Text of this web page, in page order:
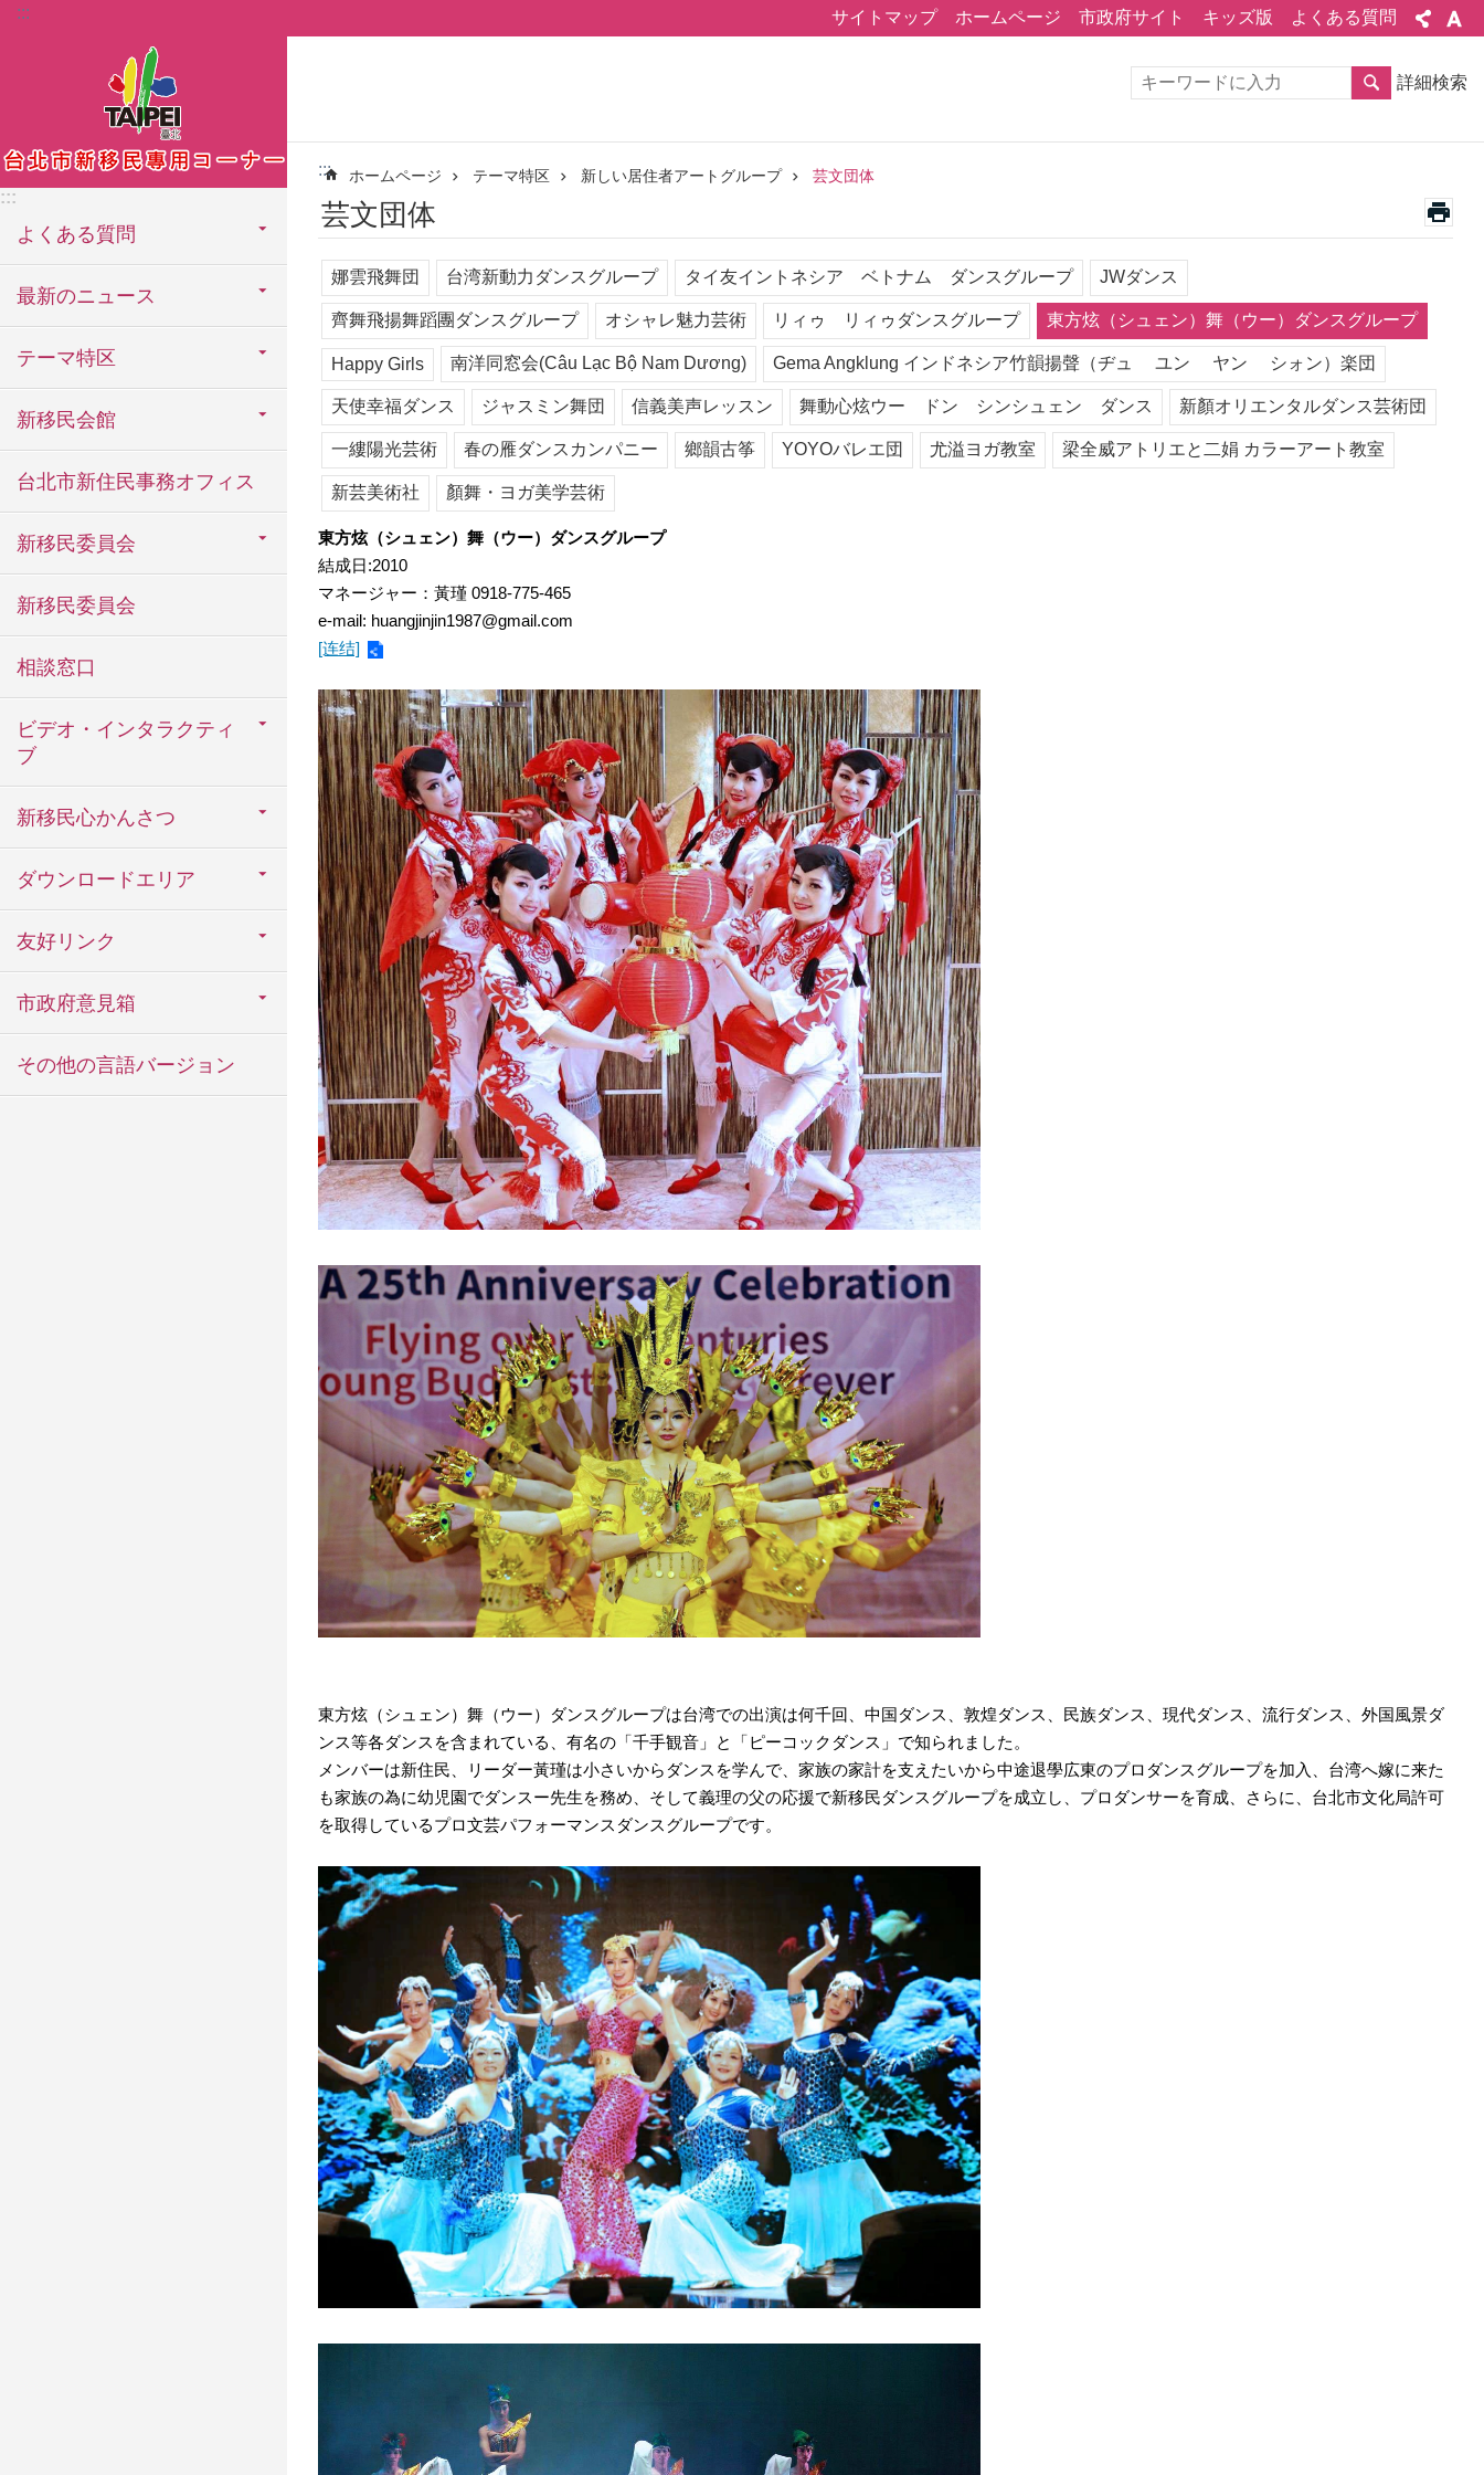
メインコンテンツブロックにスキップ
::: サイトマップ ホームページ 市政府サイト キッズ版 よくある質問
:::
よくある質問
最新のニュース
テーマ特区
新移民会館
台北市新住民事務オフィス
新移民委員会
新移民委員会
相談窓口
ビデオ・インタラクティ
ブ
新移民心かんさつ
ダウンロードエリア
友好リンク
市政府意見箱
その他の言語バージョン
詳細検索
::: ホームページ テーマ特区 新しい居住者アートグループ 芸文団体
芸文団体
娜雲飛舞団 台湾新動力ダンスグループ タイ友イントネシア ベトナム ダンスグループ JWダンス
齊舞飛揚舞蹈團ダンスグループ オシャレ魅力芸術 リィゥ リィゥダンスグループ 東方炫（シュェン）舞（ウー）ダンスグループ
Happy Girls 南洋同窓会(Câu Lạc Bộ Nam Dương) Gema Angklung インドネシア竹韻揚聲（ヂュ ユン ヤン シォン）楽団
天使幸福ダンス ジャスミン舞団 信義美声レッスン 舞動心炫ウー ドン シンシュェン ダンス 新顏オリエンタルダンス芸術団
一縷陽光芸術 春の雁ダンスカンパニー 鄉韻古筝 YOYOバレエ団 尤溢ヨガ教室 梁全威アトリエと二娟 カラーアート教室
新芸美術社 顏舞・ヨガ美学芸術
東方炫（シュェン）舞（ウー）ダンスグループ
結成日:2010
マネージャー：黃瑾 0918-775-465
e-mail: huangjinjin1987@gmail.com
[连结]
東方炫（シュェン）舞（ウー）ダンスグループは台湾での出演は何千回、中国ダンス、敦煌ダンス、民族ダンス、現代ダンス、流行ダンス、外国風景ダ
ンス等各ダンスを含まれている、有名の「千手観音」と「ピーコックダンス」で知られました。
メンバーは新住民、リーダー黃瑾は小さいからダンスを学んで、家族の家計を支えたいから中途退學広東のプロダンスグループを加入、台湾へ嫁に来た
も家族の為に幼児園でダンスー先生を務め、そして義理の父の応援で新移民ダンスグループを成立し、プロダンサーを育成、さらに、台北市文化局許可
を取得しているプロ文芸パフォーマンスダンスグループです。